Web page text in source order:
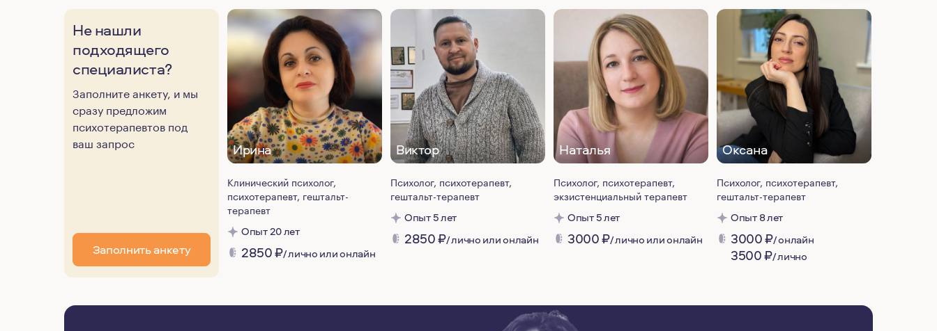
Не нашли
подходящего
специалиста?
Заполните анкету, и мы
сразу предложим
психотерапевтов под
ваш запрос
Заполнить анкету
Ирина
Клинический психолог,
психотерапевт, гештальт-
терапевт
Опыт 20 лет
2850₽/ лично или онлайн
Виктор
Психолог, психотерапевт,
гештальт-терапевт
Опыт 5 лет
2850₽/ лично или онлайн
Наталья
Психолог, психотерапевт,
экзистенциальный терапевт
Опыт 5 лет
3000₽/ лично или онлайн
Оксана
Психолог, психотерапевт,
гештальт-терапевт
Опыт 8 лет
3000₽/ онлайн
3500₽/ лично